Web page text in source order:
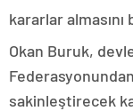
kararlar almasını
Okan Buruk,
sakinleştirecek